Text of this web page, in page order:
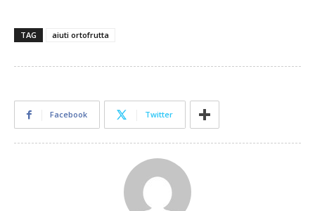
TAG aiuti ortofrutta
Facebook Twitter